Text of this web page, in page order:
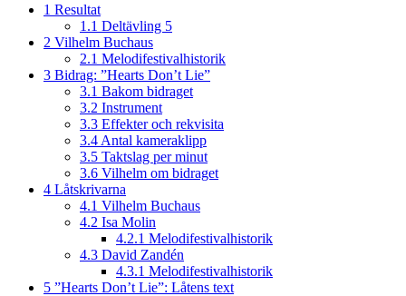
1 Resultat
1.1 Deltävling 5
2 Vilhelm Buchaus
2.1 Melodifestivalhistorik
3 Bidrag: ”Hearts Don’t Lie”
3.1 Bakom bidraget
3.2 Instrument
3.3 Effekter och rekvisita
3.4 Antal kameraklipp
3.5 Taktslag per minut
3.6 Vilhelm om bidraget
4 Låtskrivarna
4.1 Vilhelm Buchaus
4.2 Isa Molin
4.2.1 Melodifestivalhistorik
4.3 David Zandén
4.3.1 Melodifestivalhistorik
5 ”Hearts Don’t Lie”: Låtens text